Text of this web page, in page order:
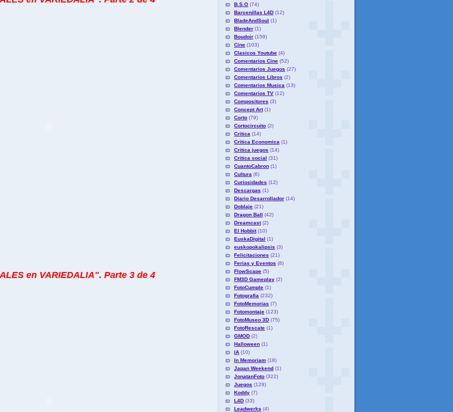
en VARIEDALIA". Parte 3 de 4
B.S.O (74)
Barcenillas L4D (12)
BladeAndSoul (1)
Blender (1)
Boudoir (159)
Cine (103)
Clasicos Youtube (4)
Comentarios Cine (52)
Comentarios Juegos (27)
Comentarios Libros (2)
Comentarios Musica (13)
Comentarios TV (12)
Compositores (3)
Concept Art (1)
Corto (79)
Cortocircuito (2)
Critica (14)
Critica Economica (1)
Critica juegos (14)
Critica social (31)
CuantoCabron (1)
Cultura (6)
Curiosidades (12)
Descargas (1)
Diario Desarrollador (14)
Doblaje (21)
Dragon Ball (42)
Dreamcast (2)
El Hobbit (10)
EuskaDigital (1)
euskopokalipsis (3)
Felicitaciones (21)
Ferias y Eventos (8)
FlowScape (5)
FM3D Gameplay (2)
FotoCumple (1)
Fotografia (232)
FotoMemorias (7)
Fotomontaje (123)
FotoMuseo 3D (75)
FotoRescate (1)
GMOD (2)
Halloween (1)
IA (10)
In Memoriam (18)
Japan Weekend (1)
JonatanFoto (322)
Juegos (129)
Koddy (7)
L4D (33)
Leadwerks (4)